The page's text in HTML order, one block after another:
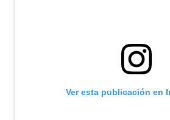
Ver esta publicación en